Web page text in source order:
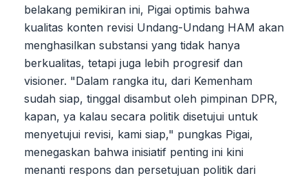
belakang pemikiran ini, Pigai optimis bahwa
kualitas konten revisi Undang-Undang HAM akan
menghasilkan substansi yang tidak hanya
berkualitas, tetapi juga lebih progresif dan
visioner. "Dalam rangka itu, dari Kemenham
sudah siap, tinggal disambut oleh pimpinan DPR,
kapan, ya kalau secara politik disetujui untuk
menyetujui revisi, kami siap," pungkas Pigai,
menegaskan bahwa inisiatif penting ini kini
menanti respons dan persetujuan politik dari